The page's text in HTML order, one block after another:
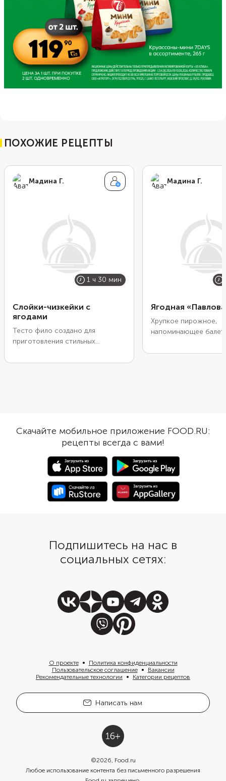
ПОХОЖИЕ РЕЦЕПТЫ
Мадина Г.
1 ч 30 мин
Слойки-чизкейки с
ягодами
Тесто фило создано для
приготовления стильных
слоек-чизкейков. Заготовки
Когда изделия достаточно
подрумянятся, останется
украсить их малиной и белым
шоколадом.
Мадина Г.
Ягодная
Хрупкое пирожное,
напоминающее
мире и везде его
запечь меренгу и
духовке, не открывая
Останется только
начинку из ежевики и
сливки для красивой
Скачайте мобильное приложение FOOD.RU:
рецепты всегда с вами!
Подпишитесь на нас в
социальных сетях:
О проекте
Политика конфиденциальности
Пользовательское соглашение
Вакансии
Рекомендательные технологии
Категории рецептов
Написать нам
©2026, Food.ru
Любое использование контента без письменного разрешения